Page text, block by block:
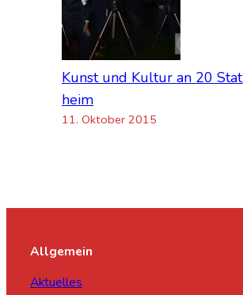
Kunst und Kul­tur an 20
heim
11. Okto­ber 2015
Allgemein
Aktuelles